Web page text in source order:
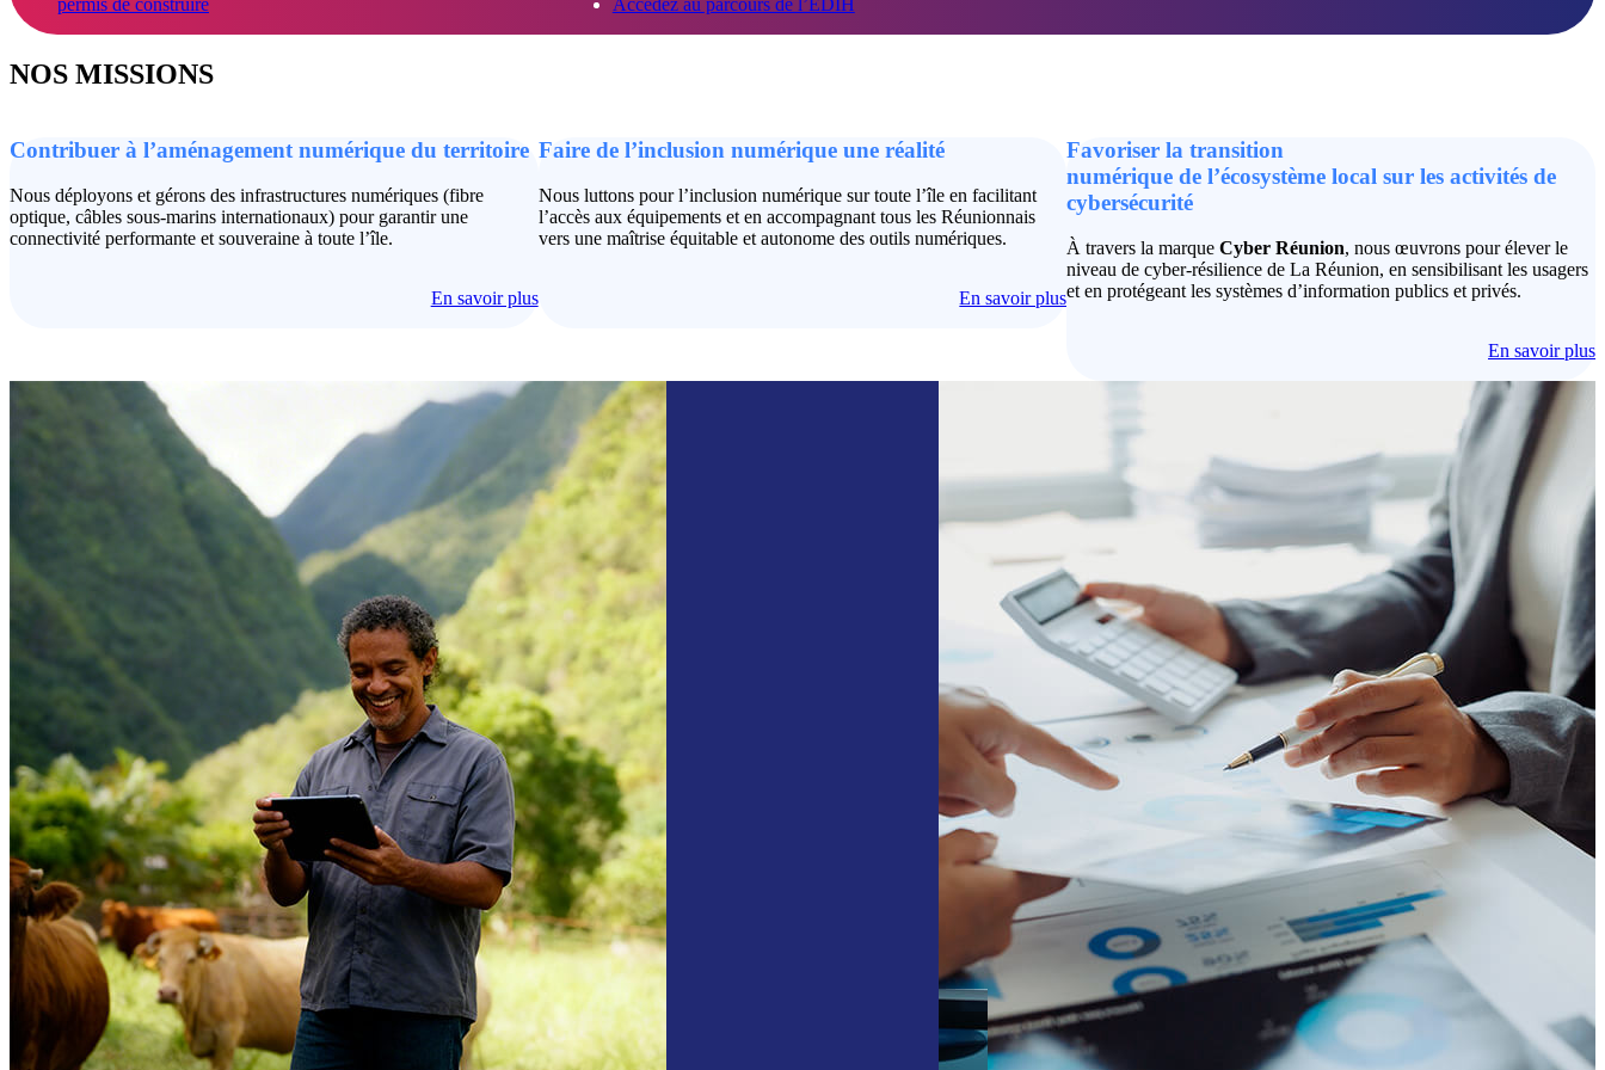
permis de construire
Accédez au parcours de l’EDIH
NOS MISSIONS
Contribuer à l’aménagement numérique du territoire
Nous déployons et gérons des infrastructures numériques (fibre
optique, câbles sous-marins internationaux) pour garantir une
connectivité performante et souveraine à toute l’île.
En savoir plus
Faire de l’inclusion numérique une réalité
Nous luttons pour l’inclusion numérique sur toute l’île en facilitant
l’accès aux équipements et en accompagnant tous les Réunionnais
vers une maîtrise équitable et autonome des outils numériques.
En savoir plus
Favoriser la transition
numérique de l’écosystème local sur les activités de
cybersécurité
À travers la marqueCyber Réunion, nous œuvrons pour élever le
niveau de cyber-résilience de La Réunion, en sensibilisant les usagers
et en protégeant les systèmes d’information publics et privés.
En savoir plus